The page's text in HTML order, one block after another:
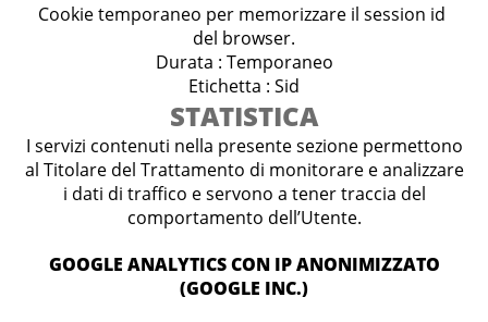
Cookie temporaneo per memorizzare il session id
del browser.
Durata : Temporaneo
Etichetta : Sid
STATISTICA
I servizi contenuti nella presente sezione permettono
al Titolare del Trattamento di monitorare e analizzare
i dati di traffico e servono a tener traccia del
comportamento dell’Utente.
GOOGLE ANALYTICS CON IP ANONIMIZZATO
(GOOGLE INC.)